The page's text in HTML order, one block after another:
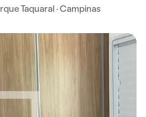
Taquaral · Campinas